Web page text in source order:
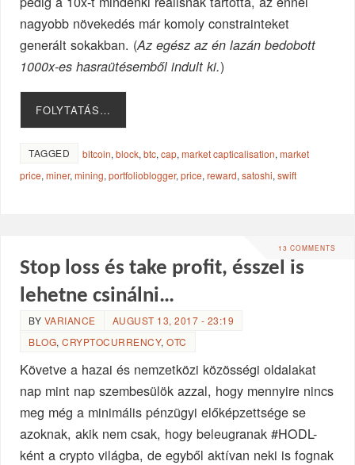
nagyobb növekedés már komoly constrainteket
generált sokakban. (Az egész az én lazán bedobott
1000x-es hasraütésemből indult ki.)
FOLYTATÁS…
TAGGED bitcoin,block,btc,cap,market capticalisation,market
price,miner,mining,portfolioblogger,price,reward,satoshi,swift
13 COMMENTS
Stop loss és take profit, ésszel is
lehetne csinálni…
BY VARIANCE
AUGUST 13, 2017 - 23:19
BLOG,CRYPTOCURRENCY,OTC
Követve a hazai és nemzetközi közösségi oldalakat
nap mint nap szembesülök azzal, hogy mennyire nincs
meg még a minimális pénzügyi előképzettsége se
azoknak, akik nem csak, hogy beleugranak #HODL-
ként a crypto világba, de egyből aktívan neki is fognak